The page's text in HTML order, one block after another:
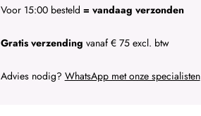
Voor 15:00 besteld = vandaag verzonden
Gratis verzending vanaf € 75 excl. btw
Advies nodig? WhatsApp met onze specialisten